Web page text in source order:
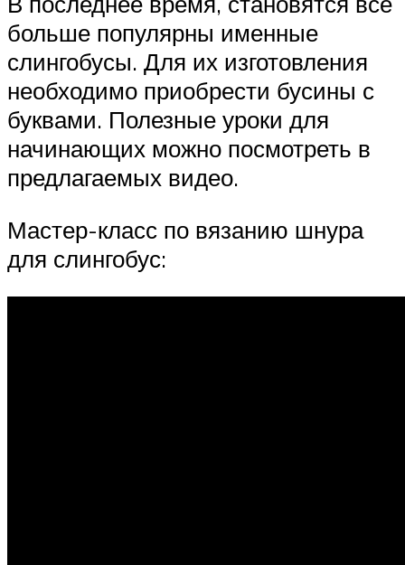
больше популярны именные
слингобусы. Для их изготовления
необходимо приобрести бусины с
буквами. Полезные уроки для
начинающих можно посмотреть в
предлагаемых видео.
Мастер-класс по вязанию шнура
для слингобус: